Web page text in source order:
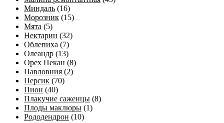
Миндаль (16)
Морозник (15)
Мята (5)
Нектарин (32)
Облепиха (7)
Олеандр (13)
Орех Пекан (8)
Павловния (2)
Персик (70)
Пион (40)
Плакучие саженцы (8)
Плоды маклюры (1)
Рододендрон (10)